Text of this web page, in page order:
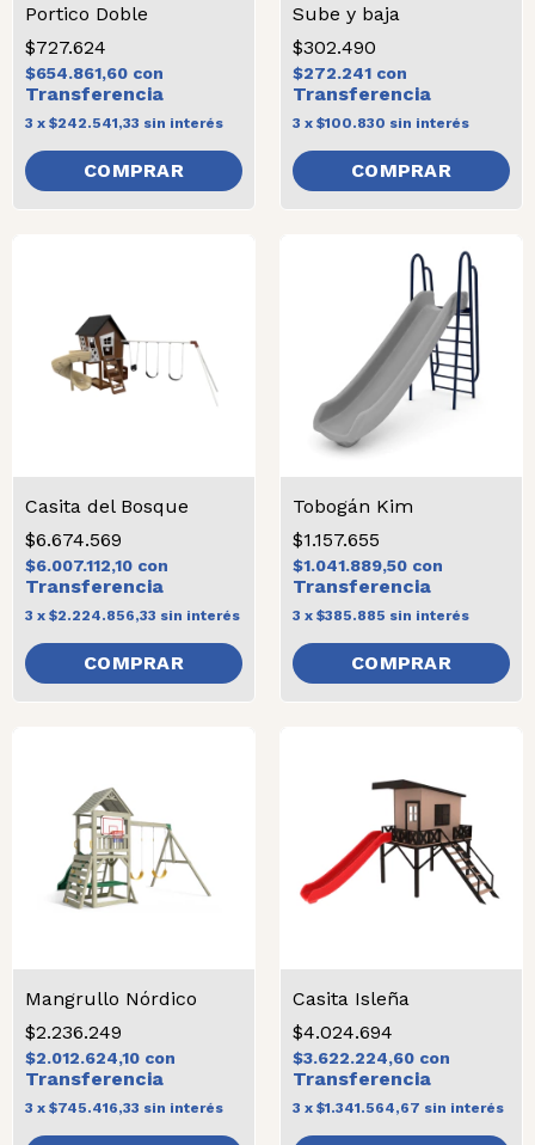
Portico Doble
$727.624
$654.861,60 con
3 x $242.541,33 sin interés
COMPRAR
Sube y baja
$302.490
$272.241 con
3 x $100.830 sin interés
COMPRAR
Casita del Bosque
$6.674.569
$6.007.112,10 con
3 x $2.224.856,33 sin interés
Tobogán Kim
$1.157.655
$1.041.889,50 con
3 x $385.885 sin interés
COMPRAR
Mangrullo Nórdico
$2.236.249
$2.012.624,10 con
3 x $745.416,33 sin interés
Casita Isleña
$4.024.694
$3.622.224,60 con
3 x $1.341.564,67 sin interés